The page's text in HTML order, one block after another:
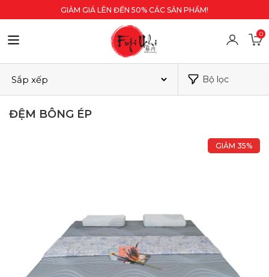
GIẢM GIÁ LÊN ĐẾN 50% CÁC SẢN PHẨM!
0
Bộ lọc
ĐỆM BÔNG ÉP
GIẢM 35%